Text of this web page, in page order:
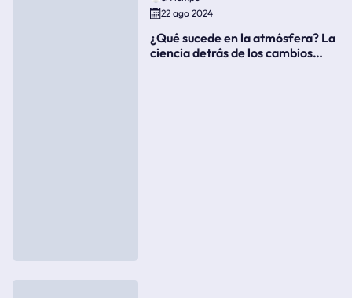
22 ago 2024
¿Qué sucede en la atmósfera? La
ciencia detrás de los cambios